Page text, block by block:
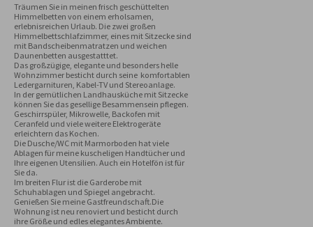
Träumen Sie in meinen frisch geschüttelten
Himmelbetten von einem erholsamen,
erlebnisreichen Urlaub. Die zwei großen
Himmelbettschlafzimmer, eines mit Sitzecke sind
mit Bandscheibenmatratzen und weichen
Daunenbetten ausgestatttet.
Das großzügige, elegante und besonders helle
Wohnzimmer besticht durch seine  komfortablen
Ledergarnituren, Kabel-TV und Stereoanlage.
In der gemütlichen Landhausküche mit Sitzecke
können Sie das gesellige Besammensein pflegen.
Geschirrspüler, Mikrowelle, Backofen mit
Ceranfeld und viele weitere Elektrogeräte
erleichtern das Kochen.
Die Dusche/WC mit Marmorboden hat viele
Ablagen für meine kuscheligen Handtücher und
Ihre eigenen Utensilien. Auch ein Hotelfön ist für
Sie da.
Im breiten Flur ist die Garderobe mit
Schuhablagen und Spiegel angebracht.
Genießen Sie meine Gastfreundschaft.Die
Wohnung ist neu renoviert und besticht durch
ihre Größe und edles elegantes Ambiente.